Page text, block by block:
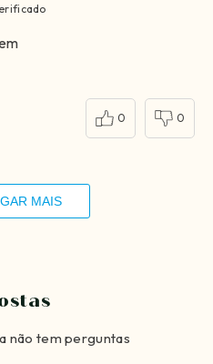
0 0
MAIS
não tem perguntas